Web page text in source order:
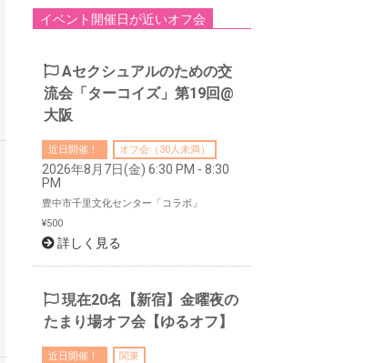
イベント開催日が近いオフ会
Aセクシュアルのための交
流会「ターコイズ」第19回@
大阪
近日開催！ オフ会（30人未満）
2026年8月7日(金) 6:30 PM - 8:30
PM
豊中市千里文化センター「コラボ」
¥500
詳しく見る
現在20名【新宿】金曜夜の
たまり場オフ会【ゆるオフ】
近日開催！ 関東